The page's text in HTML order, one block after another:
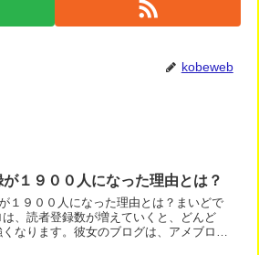
kobeweb
１９００人になった理由とは？
９００人になった理由とは？まいどで
、読者登録数が増えていくと、どんど
なります。彼女のブログは、アメブロ読